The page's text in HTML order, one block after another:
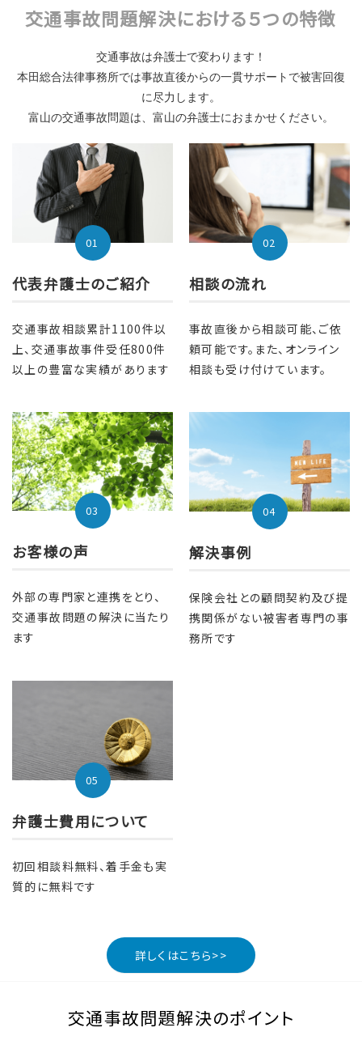
交通事故問題解決における５つの特徴
交通事故は弁護士で変わります！
本田総合法律事務所では事故直後からの一貫サポートで被害回復
に尽力します。
富山の交通事故問題は、富山の弁護士におまかせください。
01
代表弁護士のご紹介
交通事故相談累計1100件以
上、交通事故事件受任800件
以上の豊富な実績があります
02
相談の流れ
事故直後から相談可能、ご依
頼可能です。また、オンライン
相談も受け付けています。
03
お客様の声
外部の専門家と連携をとり、
交通事故問題の解決に当たり
ます
04
解決事例
保険会社との顧問契約及び提
携関係がない被害者専門の事
務所です
05
弁護士費用について
初回相談料無料、着手金も実
質的に無料です
詳しくはこちら>>
交通事故問題解決のポイント